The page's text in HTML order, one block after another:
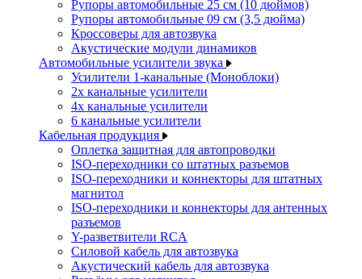
Рупоры автомобильные 25 см (10 дюймов)
Рупоры автомобильные 09 см (3,5 дюйма)
Кроссоверы для автозвука
Акустические модули динамиков
Автомобильные усилители звука
Усилители 1-канальные (Моноблоки)
2х канальные усилители
4х канальные усилители
6 канальные усилители
Кабельная продукция
Оплетка защитная для автопроводки
ISO-переходники со штатных разъемов
ISO-переходники и коннекторы для штатных
магнитол
ISO-переходники и коннекторы для антенных
разъемов
Y-разветвители RCA
Силовой кабель для автозвука
Акустический кабель для автозвука